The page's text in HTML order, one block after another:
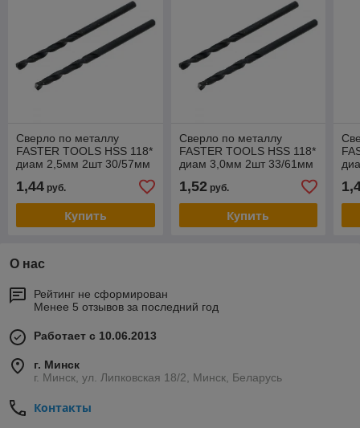
Сверло по металлу
FASTER TOOLS HSS 118*
диам 2,5мм 2шт 30/57мм
1,44 руб.
Купить
Сверло по металлу
FASTER TOOLS HSS 118*
диам 3,0мм 2шт 33/61мм
1,52руб.
Купить
О нас
Рейтинг не сформирован
Менее 5 отзывов за последний год
Работает с 10.06.2013
г. Минск
г. Минск, ул. Липковская 18/2, Минск, Беларусь
Контакты